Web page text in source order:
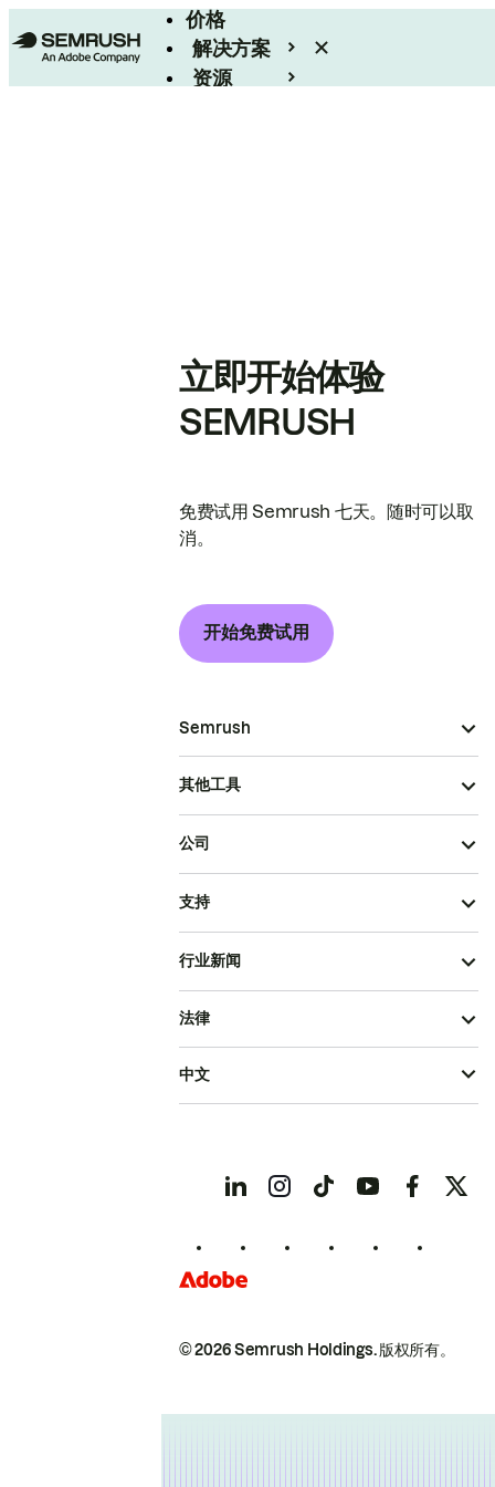
价格
解决方案
资源
立即开始体验
SEMRUSH
免费试用 Semrush 七天。随时可以取
消。
开始免费试用
Semrush
其他工具
公司
支持
行业新闻
© 2026 Semrush Holdings.版权所有。
法律
中文